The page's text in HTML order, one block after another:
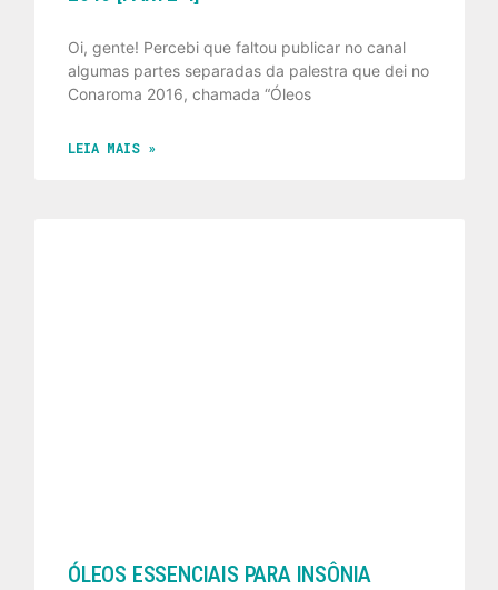
Oi, gente! Percebi que faltou publicar no canal
algumas partes separadas da palestra que dei no
Conaroma 2016, chamada “Óleos
LEIA MAIS »
ÓLEOS ESSENCIAIS PARA INSÔNIA